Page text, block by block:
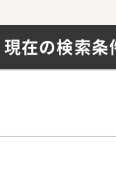
設立、子会
、関連する会
連結決算業
に連結子会
業務をご担
・新規事業
ションの構築
戦略の整合
ジションで
理本部長と
化を実施す
現在の検索条